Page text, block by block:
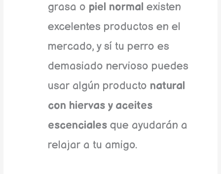
grasa o piel normal existen
excelentes productos en el
mercado, y sí tu perro es
demasiado nervioso puedes
usar algún producto natural
con hiervas y aceites
escenciales que ayudarán a
relajar a tu amigo.